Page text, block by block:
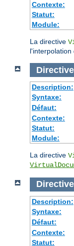
Contexte:
Statut:
Module:
La directive
l'interpolation
Directive
Description:
Syntaxe:
Défaut:
Contexte:
Statut:
Module:
La directive
Directive
Description:
Syntaxe:
Défaut:
Contexte:
Statut: